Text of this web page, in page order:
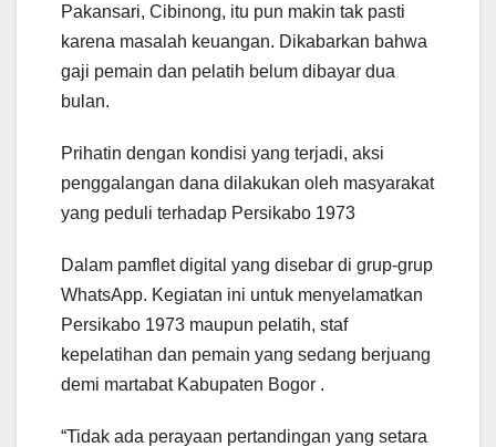
Pakansari, Cibinong, itu pun makin tak pasti
karena masalah keuangan. Dikabarkan bahwa
gaji pemain dan pelatih belum dibayar dua
bulan.
Prihatin dengan kondisi yang terjadi, aksi
penggalangan dana dilakukan oleh masyarakat
yang peduli terhadap Persikabo 1973
Dalam pamflet digital yang disebar di grup-grup
WhatsApp. Kegiatan ini untuk menyelamatkan
Persikabo 1973 maupun pelatih, staf
kepelatihan dan pemain yang sedang berjuang
demi martabat Kabupaten Bogor .
“Tidak ada perayaan pertandingan yang setara